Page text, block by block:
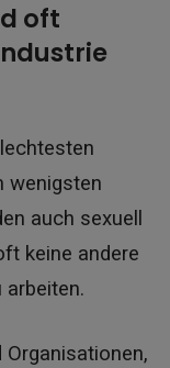
oft
wenigsten
auch sexuell
keine andere
arbeiten.